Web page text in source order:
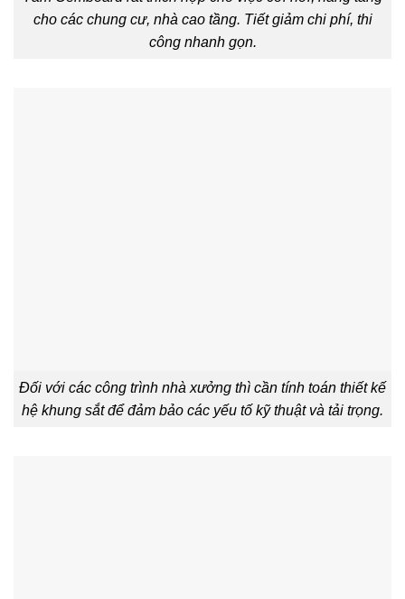
cho các chung cư, nhà cao tầng. Tiết giảm chi phí, thi
công nhanh gọn.
Đối với các công trình nhà xưởng thì cần tính toán thiết kế
hệ khung sắt để đảm bảo các yếu tố kỹ thuật và tải trọng.